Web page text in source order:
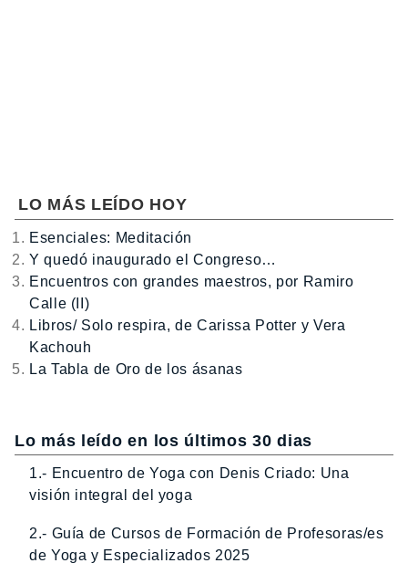
LO MÁS LEÍDO HOY
Esenciales: Meditación
Y quedó inaugurado el Congreso…
Encuentros con grandes maestros, por Ramiro
Calle (II)
Libros/ Solo respira, de Carissa Potter y Vera
Kachouh
La Tabla de Oro de los ásanas
Lo más leído en los últimos 30 dias
1.- Encuentro de Yoga con Denis Criado: Una
visión integral del yoga
2.- Guía de Cursos de Formación de Profesoras/es
de Yoga y Especializados 2025